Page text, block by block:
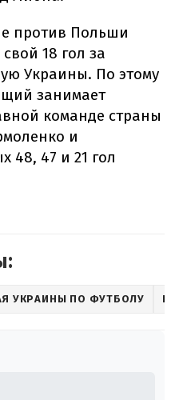
против Польши
18 гол за
Украины. По этому
занимает
команде страны
и
48, 47 и 21 гол
УКРАИНЫ ПО ФУТБОЛУ